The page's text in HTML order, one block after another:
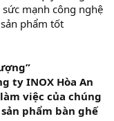
mạnh công nghệ
phẩm tốt
ty INOX Hòa An
việc của chúng
phẩm bàn ghế